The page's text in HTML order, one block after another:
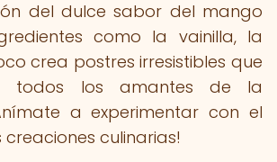
del dulce sabor del mango
como la vainilla, la
crea postres irresistibles que
todos los amantes de la
a experimentar con el
culinarias!